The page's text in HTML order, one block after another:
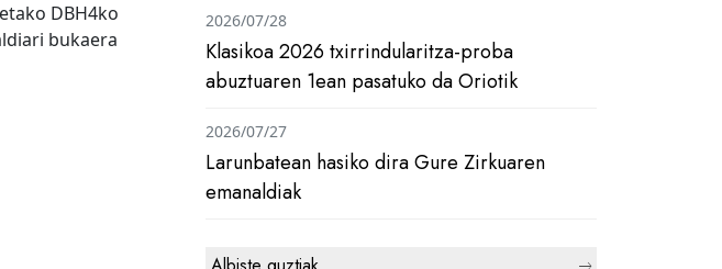
DBH4ko
bukaera
Klasikoa 2026 txirrindularitza-proba
abuztuaren 1ean pasatuko da Oriotik
2026/07/28
Larunbatean hasiko dira Gure Zirkuaren
emanaldiak
2026/07/27